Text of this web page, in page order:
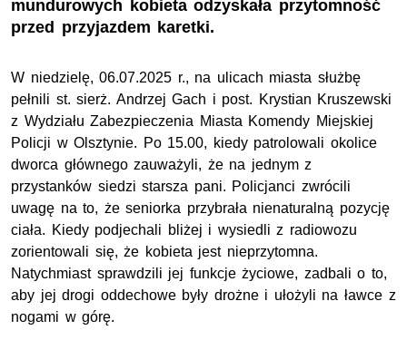
mundurowych kobieta odzyskała przytomność
przed przyjazdem karetki.
W niedzielę, 06.07.2025 r., na ulicach miasta służbę
pełnili st. sierż. Andrzej Gach i post. Krystian Kruszewski
z Wydziału Zabezpieczenia Miasta Komendy Miejskiej
Policji w Olsztynie. Po 15.00, kiedy patrolowali okolice
dworca głównego zauważyli, że na jednym z
przystanków siedzi starsza pani. Policjanci zwrócili
uwagę na to, że seniorka przybrała nienaturalną pozycję
ciała. Kiedy podjechali bliżej i wysiedli z radiowozu
zorientowali się, że kobieta jest nieprzytomna.
Natychmiast sprawdzili jej funkcje życiowe, zadbali o to,
aby jej drogi oddechowe były drożne i ułożyli na ławce z
nogami w górę.